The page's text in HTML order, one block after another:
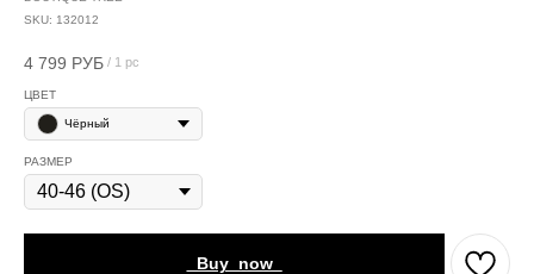
SKU: 132012
4 799 РУБ / 1 pc
ЦВЕТ
Чёрный
РАЗМЕР
_Buy_now_